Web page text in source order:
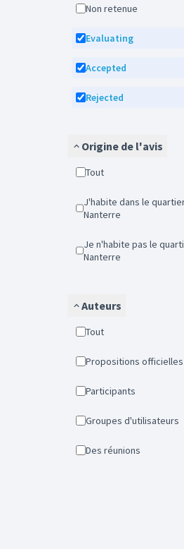
Non retenue
Evaluating
Accepted
Rejected
Origine de l'avis
Tout
J'habite dans le quartier Petit
Nanterre
Je n'habite pas le quartier Petit
Nanterre
Auteurs
Tout
Propositions officielles
Participants
Groupes d'utilisateurs
Des réunions